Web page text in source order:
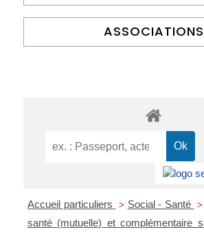
ASSOCIATIONS
Accueil particuliers > Social - Santé >
santé (mutuelle) et complémentaire